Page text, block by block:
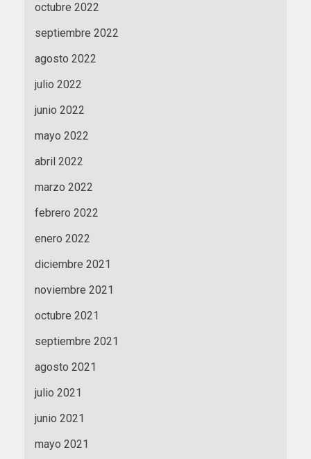
octubre 2022
septiembre 2022
agosto 2022
julio 2022
junio 2022
mayo 2022
abril 2022
marzo 2022
febrero 2022
enero 2022
diciembre 2021
noviembre 2021
octubre 2021
septiembre 2021
agosto 2021
julio 2021
junio 2021
mayo 2021